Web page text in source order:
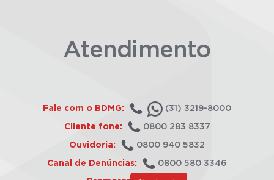
Atendimento
Fale com o BDMG: (31) 3219-8000
Cliente fone: 0800 283 8337
Ouvidoria: 0800 940 5832
Canal de Denúncias: 0800 580 3346